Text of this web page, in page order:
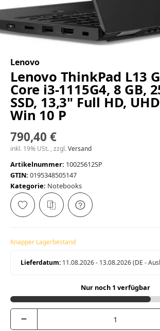
Lenovo
Lenovo ThinkPad L13
Core i3-1115G4, 8 GB,
SSD, 13,3" Full HD,
Win 10 P
790,40 €
inkl. 19% USt. , zzgl.Versand
Artikelnummer: 10025612SP
GTIN: 0195348505147
Kategorie: Notebooks
Knapper Lagerbestand
Lieferdatum: 11.08.2026 - 13.08.2026(DE -
Nur noch 1 verfügbar